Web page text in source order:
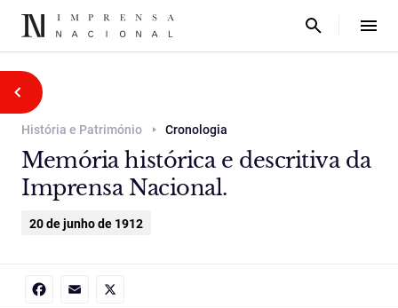
História e Património Cronologia
Memória histórica e descritiva da
Imprensa Nacional.
20 de junho de 1912